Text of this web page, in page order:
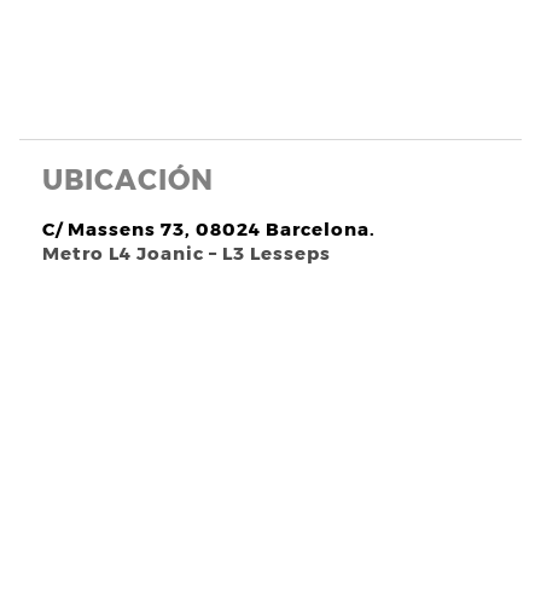
UBICACIÓN
C/ Massens 73, 08024 Barcelona.
Metro L4 Joanic – L3 Lesseps